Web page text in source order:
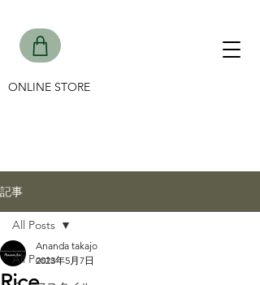
ONLINE STORE
記事
All Posts
All Posts
Ananda takajo
2023年5月7日